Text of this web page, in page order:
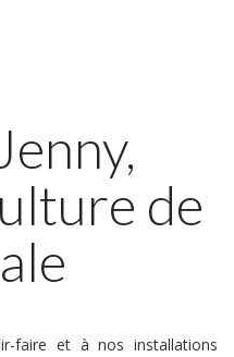
de
faire et à nos installations